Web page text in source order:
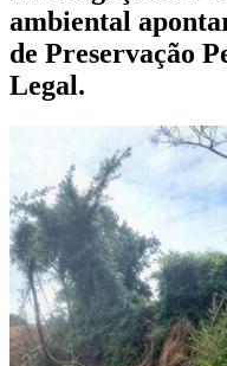
ambiental
de Preservação
Legal.